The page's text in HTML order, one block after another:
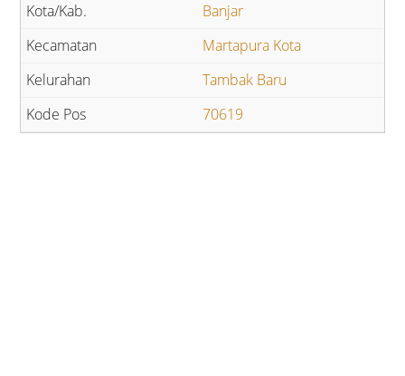
Banjar
Martapura Kota
Tambak Baru
70619